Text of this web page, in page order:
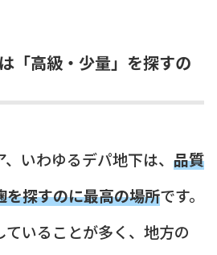
「高級・少量」を探すの
いわゆるデパ地下は、 品質
を探すのに最高の場所です。
いることが多く、地方の